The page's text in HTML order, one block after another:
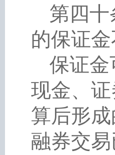
第四十
的保证
保证
现金、
算后形
融券交